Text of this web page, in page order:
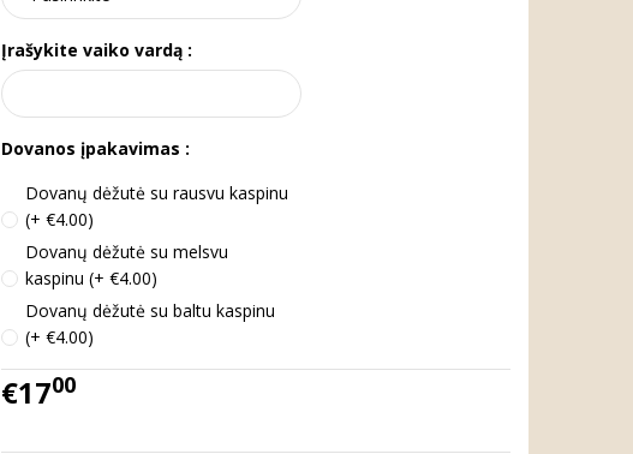
Įrašykite vaiko vardą :
Dovanos įpakavimas :
Dovanų dėžutė su rausvu kaspinu
(+ €4.00)
Dovanų dėžutė su melsvu
kaspinu (+ €4.00)
Dovanų dėžutė su baltu kaspinu
(+ €4.00)
€1700